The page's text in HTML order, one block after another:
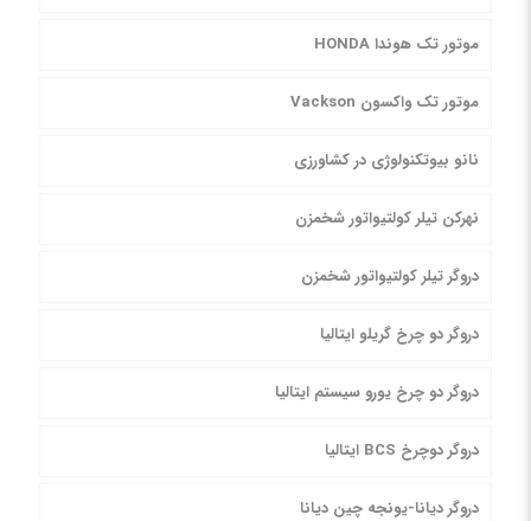
موتور تک هوندا HONDA
موتور تک واکسون Vackson
نانو بیوتکنولوژی در کشاورزی
نهرکن تیلر کولتیواتور شخمزن
دروگر تیلر کولتیواتور شخمزن
دروگر دو چرخ گریلو ایتالیا
دروگر دو چرخ یورو سیستم ایتالیا
دروگر دوچرخ BCS ایتالیا
دروگر دیانا-یونجه چین دیانا